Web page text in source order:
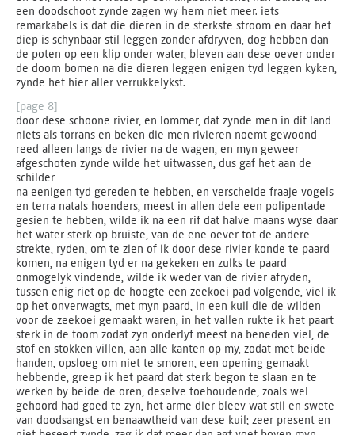
een doodschoot zynde zagen wy hem niet meer. iets
remarkabels is dat die dieren in de sterkste stroom en daar het
diep is schynbaar stil leggen zonder afdryven, dog hebben dan
de poten op een klip onder water, bleven aan dese oever onder
de doorn bomen na die dieren leggen enigen tyd leggen kyken,
zynde het hier aller verrukkelykst.
[page 8]
door dese schoone rivier, en lommer, dat zynde men in dit land
niets als torrans en beken die men rivieren noemt gewoond
reed alleen langs de rivier na de wagen, en myn geweer
afgeschoten zynde wilde het uitwassen, dus gaf het aan de
schilder
na eenigen tyd gereden te hebben, en verscheide fraaje vogels
en terra natals hoenders, meest in allen dele een polipentade
gesien te hebben, wilde ik na een rif dat halve maans wyse daar
het water sterk op bruiste, van de ene oever tot de andere
strekte, ryden, om te zien of ik door dese rivier konde te paard
komen, na enigen tyd er na gekeken en zulks te paard
onmogelyk vindende, wilde ik weder van de rivier afryden,
tussen enig riet op de hoogte een zeekoei pad volgende, viel ik
op het onverwagts, met myn paard, in een kuil die de wilden
voor de zeekoei gemaakt waren, in het vallen rukte ik het paart
sterk in de toom zodat zyn onderlyf meest na beneden viel, de
stof en stokken villen, aan alle kanten op my, zodat met beide
handen, opsloeg om niet te smoren, een opening gemaakt
hebbende, greep ik het paard dat sterk begon te slaan en te
werken by beide de oren, deselve toehoudende, zoals wel
gehoord had goed te zyn, het arme dier bleev wat stil en swete
van doodsangst en benaawtheid van dese kuil; zeer present en